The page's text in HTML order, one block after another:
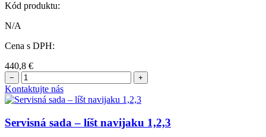
Kód produktu:
N/A
Cena s DPH:
440,8 €
− +
Kontaktujte nás
Servisná sada – líšt navijaku 1,2,3